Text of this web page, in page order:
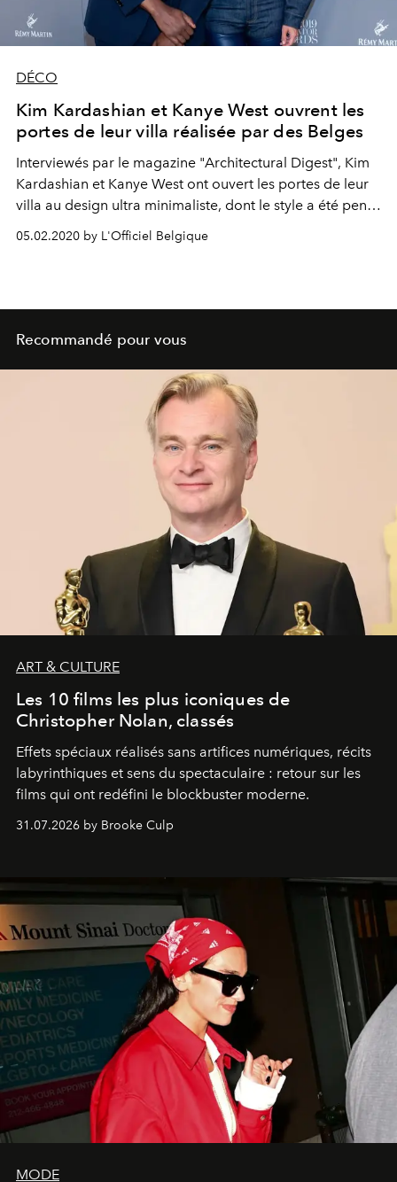
DÉCO
Kim Kardashian et Kanye West ouvrent les
portes de leur villa réalisée par des Belges
Interviewés par le magazine "Architectural Digest", Kim
Kardashian et Kanye West ont ouvert les portes de leur
villa au design ultra minimaliste, dont le style a été pensé
par deux célèbres architectes belges : Axel Vervoordt et
Vincent Van Duysen. Visite guidée.
05.02.2020 by L'Officiel Belgique
Recommandé pour vous
ART & CULTURE
Les 10 films les plus iconiques de
Christopher Nolan, classés
Effets spéciaux réalisés sans artifices numériques, récits
labyrinthiques et sens du spectaculaire : retour sur les
films qui ont redéfini le blockbuster moderne.
31.07.2026 by Brooke Culp
MODE